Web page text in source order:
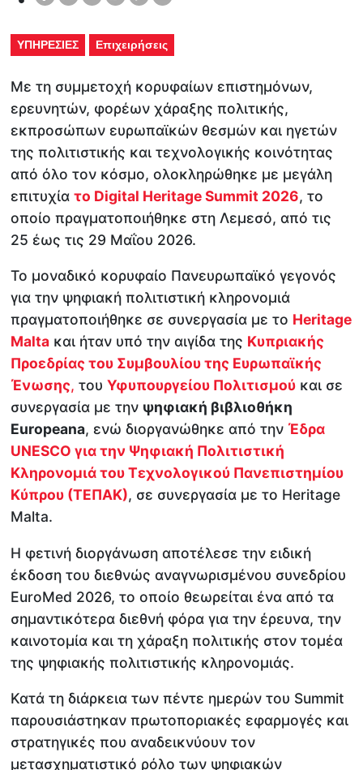
ΥΠΗΡΕΣΙΕΣ Επιχειρήσεις
Με τη συμμετοχή κορυφαίων επιστημόνων,
ερευνητών, φορέων χάραξης πολιτικής,
εκπροσώπων ευρωπαϊκών θεσμών και ηγετών
της πολιτιστικής και τεχνολογικής κοινότητας
από όλο τον κόσμο, ολοκληρώθηκε με μεγάλη
επιτυχίατο Digital Heritage Summit 2026, το
οποίο πραγματοποιήθηκε στη Λεμεσό, από τις
25 έως τις 29 Μαΐου 2026.
Το μοναδικό κορυφαίο Πανευρωπαϊκό γεγονός
για την ψηφιακή πολιτιστική κληρονομιά
πραγματοποιήθηκε σε συνεργασία με το Heritage
Malta και ήταν υπό την αιγίδα της Κυπριακής
Προεδρίας του Συμβουλίου της Ευρωπαϊκής
Ένωσης, τουΥφυπουργείου Πολιτισμού και σε
συνεργασία με την ψηφιακή βιβλιοθήκη
Europeana, ενώ διοργανώθηκε από την Έδρα
UNESCO για την Ψηφιακή Πολιτιστική
Κληρονομιά του Τεχνολογικού Πανεπιστημίου
Κύπρου (ΤΕΠΑΚ), σε συνεργασία με το Heritage
Malta.
Η φετινή διοργάνωση αποτέλεσε την ειδική
έκδοση του διεθνώς αναγνωρισμένου συνεδρίου
EuroMed 2026, το οποίο θεωρείται ένα από τα
σημαντικότερα διεθνή φόρα για την έρευνα, την
καινοτομία και τη χάραξη πολιτικής στον τομέα
της ψηφιακής πολιτιστικής κληρονομιάς.
Κατά τη διάρκεια των πέντε ημερών του Summit
παρουσιάστηκαν πρωτοποριακές εφαρμογές και
στρατηγικές που αναδεικνύουν τον
μετασχηματιστικό ρόλο των ψηφιακών